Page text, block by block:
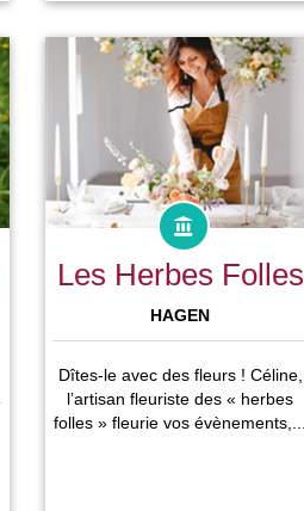
Les Herbes Folles
HAGEN
Dîtes-le avec des fleurs ! Céline,
l’artisan fleuriste des « herbes
folles » fleurie vos évènements,...